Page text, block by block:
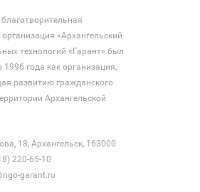
«Архангельский
технологий «Гарант» был
года как организация,
развитию гражданского
Архангельской
18, Архангельск, 163000
220-65-10
garant.ru